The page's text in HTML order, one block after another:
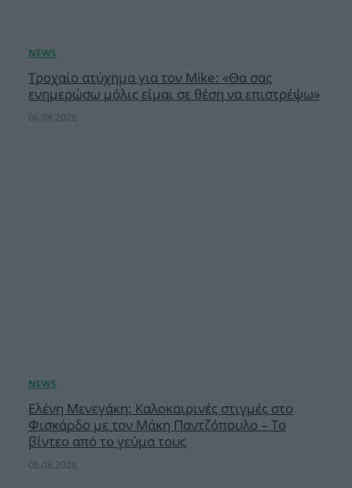
Τροχαίο ατύχημα για τον Mike: «Θα σας
ενημερώσω μόλις είμαι σε θέση να επιστρέψω»
06.08.2026
Ελένη Μενεγάκη: Καλοκαιρινές στιγμές στο
Φισκάρδο με τον Μάκη Παντζόπουλο – Το
βίντεο από το γεύμα τους
06.08.2026